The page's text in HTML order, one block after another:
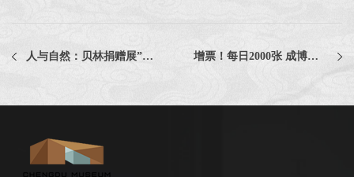
人与自然：贝林捐赠展”临时闭展公告 增票！每日2000张 成博暑期服务再升级